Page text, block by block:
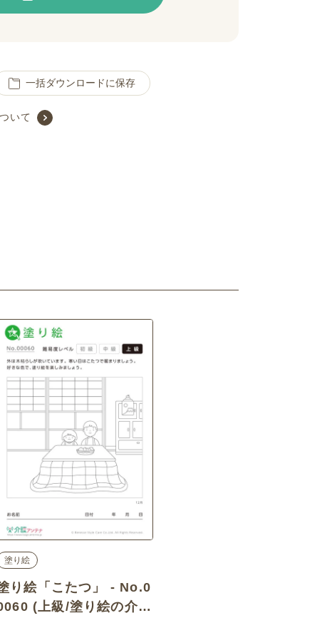
一括ダウンロードに保存
いて
塗り絵
り絵「こたつ」 - No.0
(上級/塗り絵の介護